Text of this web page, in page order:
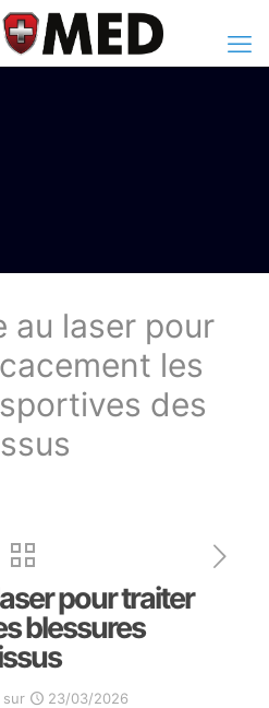
au laser pour
les
des
pour traiter
blessures
sur 23/03/2026